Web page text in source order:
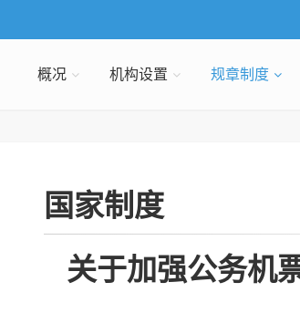
概况 机构设置 规章制度
国家制度
关于加强公务机